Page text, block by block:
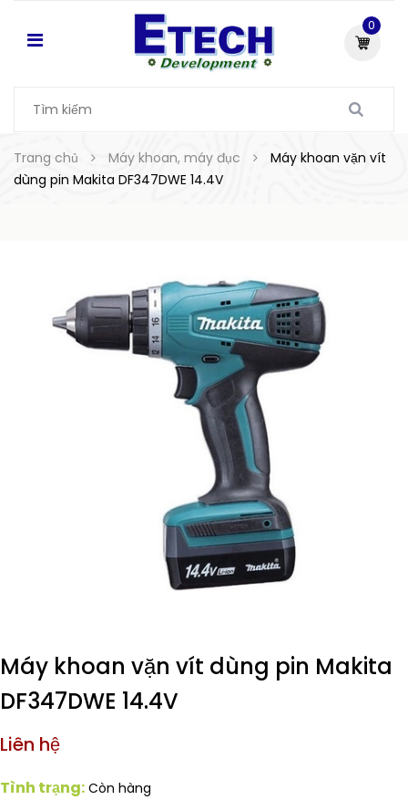
0
Trang chủ Máy khoan, máy đục
Máy khoan vặn vít
dùng pin Makita DF347DWE 14.4V
Máy khoan vặn vít dùng pin Makita
DF347DWE 14.4V
Liên hệ
Tình trạng: Còn hàng